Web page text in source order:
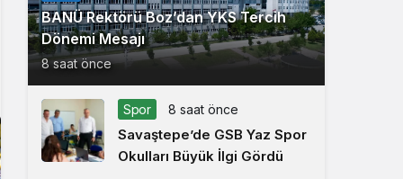
BANÜ Rektörü Boz’dan YKS Tercih
Dönemi Mesajı
8 saat önce
Spor 8 saat önce
Savaştepe’de GSB Yaz Spor
Okulları Büyük İlgi Gördü